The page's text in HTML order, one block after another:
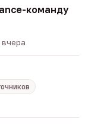
команду